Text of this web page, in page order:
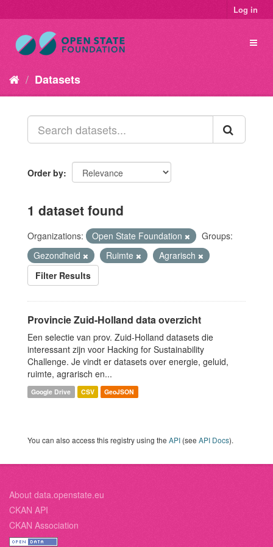
Log in
Datasets
Order by
1 dataset found
Organizations: Open State Foundation
Groups:
Gezondheid
Ruimte
Agrarisch
Filter Results
Provincie Zuid-Holland data overzicht
Een selectie van prov. Zuid-Holland datasets die
interessant zijn voor Hacking for Sustainability
Challenge. Je vindt er datasets over energie, geluid,
ruimte, agrarisch en...
Google Drive CSV GeoJSON
You can also access this registry using the API (see API Docs).
About data.openstate.eu
CKAN API
CKAN Association